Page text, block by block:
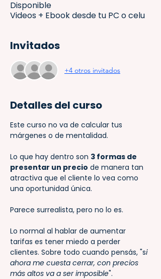
Disponible
Videos + Ebook desde tu PC o celu
Invitados
+4 otros invitados
Detalles del curso
Este curso no va de calcular tus
márgenes o de mentalidad.
Lo que hay dentro son 3 formas de
presentar un precio de manera tan
atractiva que el cliente lo vea como
una oportunidad única.
Parece surrealista, pero no lo es.
Lo normal al hablar de aumentar
tarifas es tener miedo a perder
clientes. Sobre todo cuando pensás, "si
ahora me cuesta cerrar, con precios
más altos va a ser imposible".